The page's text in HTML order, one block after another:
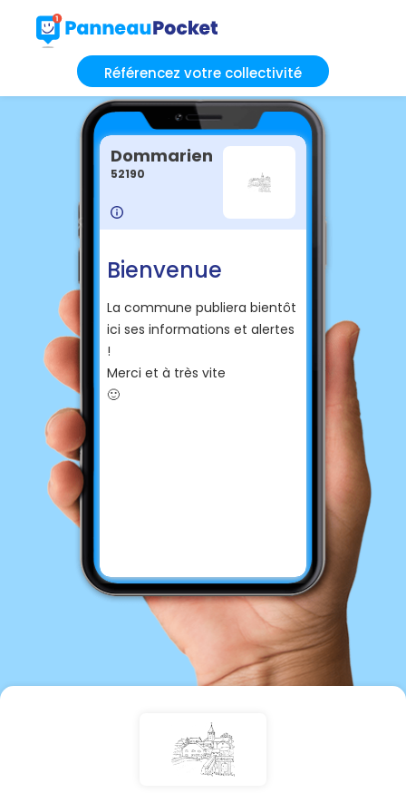
Référencez votre collectivité
Dommarien
52190
Bienvenue
La commune publiera bientôt
ici ses informations et alertes
!
Merci et à très vite
🙂